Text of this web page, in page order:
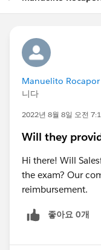
Manuelito Rocapor
니다
2022년 8월 8일 오전
Will they
Hi there! Will
the exam? Our
reimbursement.
좋아요 0개